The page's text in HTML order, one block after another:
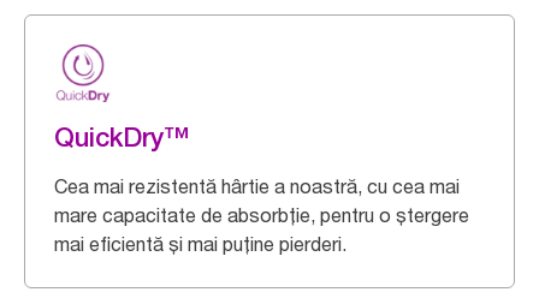
QuickDry™
Cea mai rezistentă hârtie a noastră, cu cea mai
mare capacitate de absorbție, pentru o ștergere
mai eficientă și mai puține pierderi.